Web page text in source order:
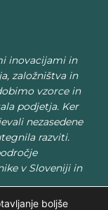
inovacijami in
založništva in
vzorce in
podjetja. Ker
nezasedene
razviti.
v Sloveniji in
boljše